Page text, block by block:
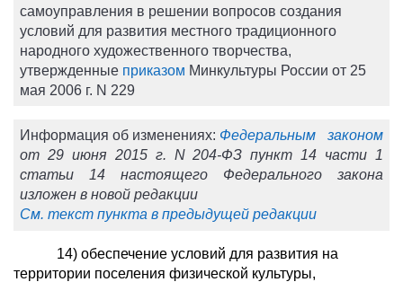
самоуправления в решении вопросов создания
условий для развития местного традиционного
народного художественного творчества,
утвержденные приказом Минкультуры России от 25
мая 2006 г. N 229
Информация об изменениях: Федеральным законом
от 29 июня 2015 г. N 204-ФЗ пункт 14 части 1
статьи 14 настоящего Федерального закона
изложен в новой редакции
См. текст пункта в предыдущей редакции
14) обеспечение условий для развития на
территории поселения физической культуры,